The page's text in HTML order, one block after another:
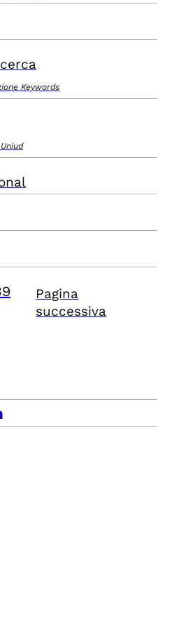
Keywords
Pagina
successiva